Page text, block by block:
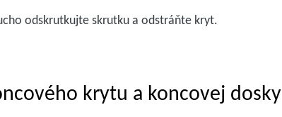
odskrutkujte skrutku a odstráňte kryt.
krytu a koncovej dosky